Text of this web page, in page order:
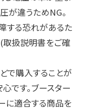
が違うためNG。
する恐れがあるた
取扱説明書をご確
で購入することが
です。ブースター
に適合する商品を